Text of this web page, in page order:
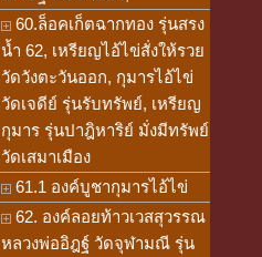
60.ล็อคเก็ตฉากทอง รุ่นสรง
น้ำ 62, เหรียญไอ้ไข่สั่งให้รวย
วัดวังตะวันออก, กุมารไอ้ไข่
วัดเจดีย์ รุ่นรับทรัพย์, เหรียญ
กุมาร รุ่นปาฎิหาริย์ มั่งมีทรัพย์
วัดเสมาเมือง
61.1 องค์บูชากุมารไอ้ไข่
62. องค์ลอยท้าวเวสสุวรรณ
หลวงพ่ออิฎฐ์ วัดจุฬามณี รุ่น